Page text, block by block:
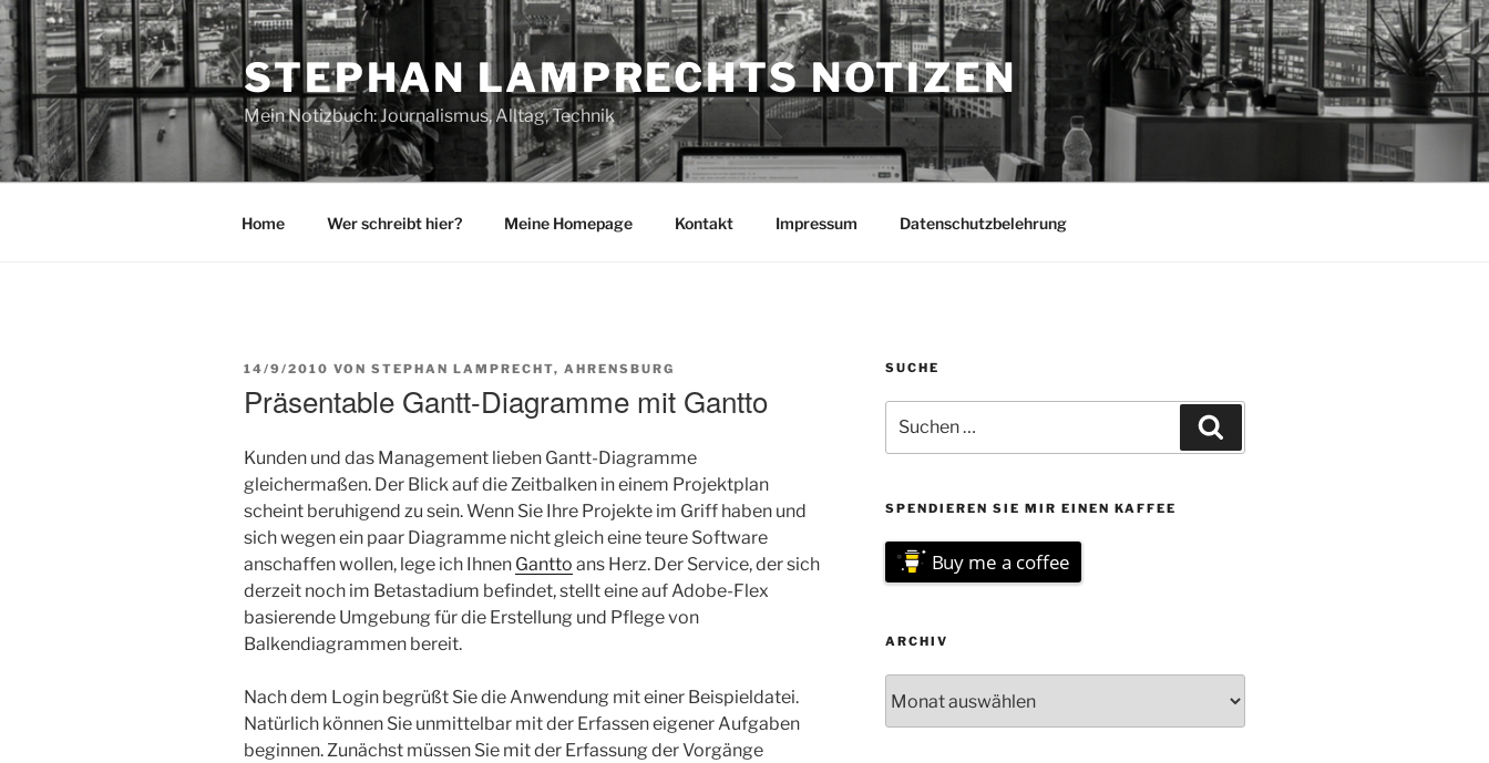
Zum
Inhalt
springen
STEPHAN LAMPRECHTS NOTIZEN
Mein Notizbuch: Journalismus, Alltag, Technik
Home Wer schreibt hier? Meine Homepage Kontakt Impressum Datenschutzbelehrung
VERÖFFENTLICHT
14/9/2010 VON STEPHAN LAMPRECHT, AHRENSBURG
Präsentable Gantt-Diagramme mit Gantto
Kunden und das Management lieben Gantt-Diagramme
gleichermaßen. Der Blick auf die Zeitbalken in einem Projektplan
scheint beruhigend zu sein. Wenn Sie Ihre Projekte im Griff haben und
sich wegen ein paar Diagramme nicht gleich eine teure Software
anschaffen wollen, lege ich Ihnen Gantto ans Herz. Der Service, der sich
derzeit noch im Betastadium befindet, stellt eine auf Adobe-Flex
basierende Umgebung für die Erstellung und Pflege von
Balkendiagrammen bereit.
Nach dem Login begrüßt Sie die Anwendung mit einer Beispieldatei.
Natürlich können Sie unmittelbar mit der Erfassen eigener Aufgaben
beginnen. Zunächst müssen Sie mit der Erfassung der Vorgänge
SUCHE
nach:
SPENDIEREN SIE MIR EINEN KAFFEE
Buy me a coffee
ARCHIV